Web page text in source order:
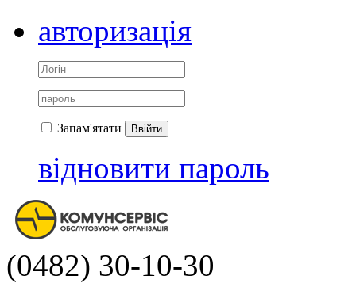
авторизація
Запам'ятати Ввійти
відновити пароль
(0482) 30-10-30